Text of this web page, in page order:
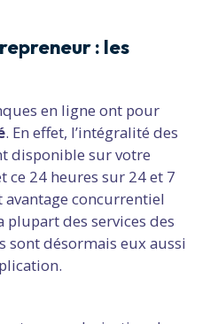
: les
en ligne ont pour
. En effet, l’intégralité des
disponible sur votre
ce 24 heures sur 24 et 7
avantage concurrentiel
des services des
désormais eux aussi